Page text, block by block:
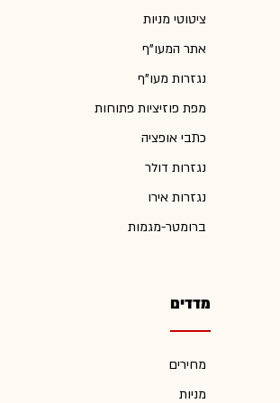
ציטוטי מניות
אתר המעו"ף
נגזרות מעו"ף
מפת פוזיציות פתוחות
כתבי אופציה
נגזרות דולר
נגזרות אירו
ברומטר-מגמות
מדדים
מחירים
מניות